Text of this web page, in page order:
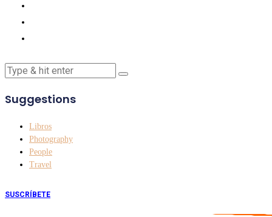
Suggestions
Libros
Photography
People
Travel
SUSCRÍBETE